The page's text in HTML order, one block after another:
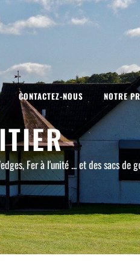
CONTACTEZ-NOUS NOTRE
Fer à l'unité ... et des sacs de